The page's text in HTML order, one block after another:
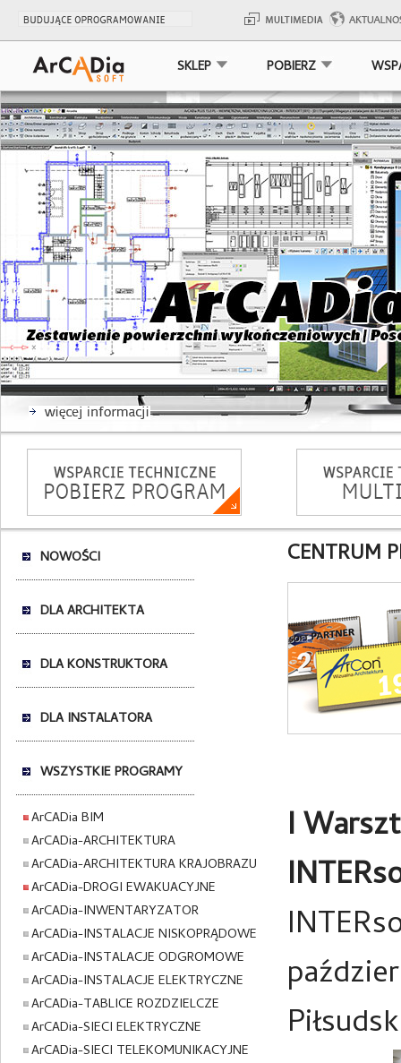
SKLEP POBIERZ
NOWOŚCI
DLA ARCHITEKTA
DLA KONSTRUKTORA
DLA INSTALATORA
WSZYSTKIE PROGRAMY
ArCADia BIM
ArCADia-ARCHITEKTURA
ArCADia-ARCHITEKTURA KRAJOBRAZU
ArCADia-DROGI EWAKUACYJNE
ArCADia-INWENTARYZATOR
ArCADia-INSTALACJE NISKOPRĄDOWE
ArCADia-INSTALACJE ODGROMOWE
ArCADia-INSTALACJE ELEKTRYCZNE
ArCADia-TABLICE ROZDZIELCZE
ArCADia-SIECI ELEKTRYCZNE
ArCADia-SIECI TELEKOMUNIKACYJNE
CENTRUM
I